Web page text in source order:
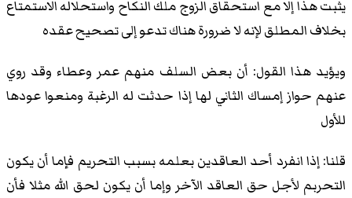
يثبت هذا إلا مع استحقاق الزوج ملك النكاح واستحلاله الاستمتاع
بخلاف المطلق لإنه لا ضرورة هناك تدعو إلى تصحيح عقده
ويؤيد هذا القول: أن بعض السلف منهم عمر وعطاء وقد روي
عنهم حواز إمساك الثاني لها إذا حدثت له الرغبة ومنعوا عودها
للأول
قلنا: إذا انفرد أحد العاقدين بعلمه بسبب التحريم فإما أن يكون
التحربم لأجل حق العاقد الآخر وإما أن يكون لحق الله مثلا فأن